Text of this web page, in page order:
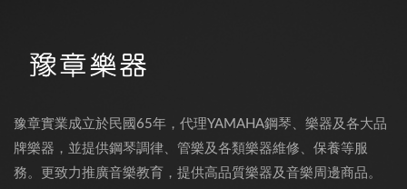
豫章實業成立於民國65年，代理YAMAHA鋼琴、樂器及各大品
牌樂器，並提供鋼琴調律、管樂及各類樂器維修、保養等服
務。更致力推廣音樂教育，提供高品質樂器及音樂周邊商品。